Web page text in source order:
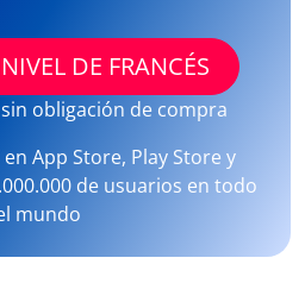
DE FRANCÉS
obligación de compra
en App Store, Play Store y
de usuarios en todo
mundo